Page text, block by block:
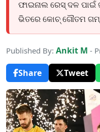
ଫାଇନାଲ ରେସ୍ ଦଳ ପାଇଁ
ଭିତରେ କୋଚ୍ ଗୌତମ
Published By: Ankit M -
Share
Tweet